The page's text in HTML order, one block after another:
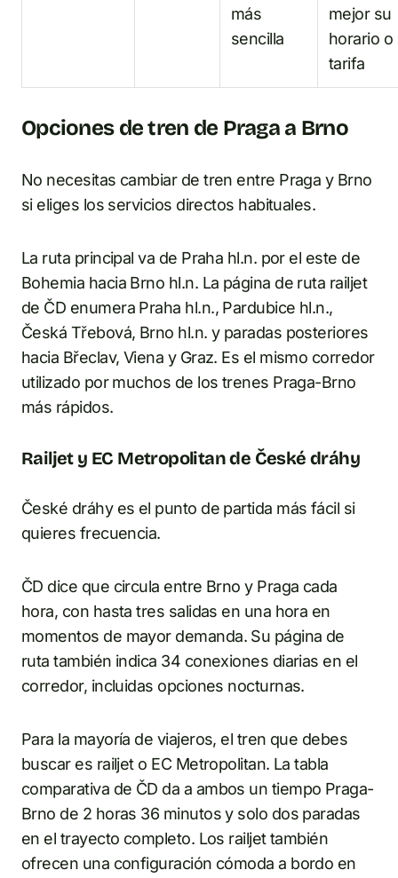
más
sencilla
mejor su
horario o
tarifa
Opciones de tren de Praga a Brno
No necesitas cambiar de tren entre Praga y Brno
si eliges los servicios directos habituales.
La ruta principal va de Praha hl.n. por el este de
Bohemia hacia Brno hl.n. La página de ruta railjet
de ČD enumera Praha hl.n., Pardubice hl.n.,
Česká Třebová, Brno hl.n. y paradas posteriores
hacia Břeclav, Viena y Graz. Es el mismo corredor
utilizado por muchos de los trenes Praga-Brno
más rápidos.
Railjet y EC Metropolitan de České dráhy
České dráhy es el punto de partida más fácil si
quieres frecuencia.
ČD dice que circula entre Brno y Praga cada
hora, con hasta tres salidas en una hora en
momentos de mayor demanda. Su página de
ruta también indica 34 conexiones diarias en el
corredor, incluidas opciones nocturnas.
Para la mayoría de viajeros, el tren que debes
buscar es railjet o EC Metropolitan. La tabla
comparativa de ČD da a ambos un tiempo Praga-
Brno de 2 horas 36 minutos y solo dos paradas
en el trayecto completo. Los railjet también
ofrecen una configuración cómoda a bordo en